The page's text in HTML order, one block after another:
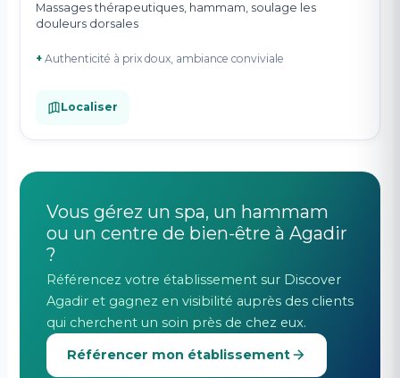
Massages thérapeutiques, hammam, soulage les
douleurs dorsales
+Authenticité à prix doux, ambiance conviviale
Localiser
Vous gérez un spa, un hammam
ou un centre de bien-être à Agadir
?
Référencez votre établissement sur Discover
Agadir et gagnez en visibilité auprès des clients
qui cherchent un soin près de chez eux.
Référencer mon établissement